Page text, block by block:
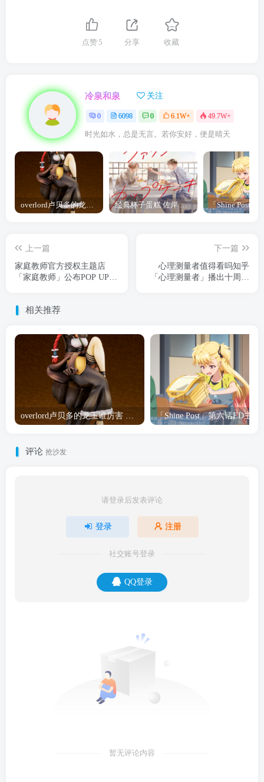
点赞 5 分享 收藏
冷泉和泉 关注
0 6098 0 6.1W+ 49.7W+
时光如水，总是无言。若你安好，便是晴天
overlord卢贝多的龙王谁厉害 「Overlord」露普斯蕾琪娜·贝塔手办开订 经典杯子蛋糕 佐岸 漫画「经典杯子蛋糕」宣布真人日剧化
上一篇
家庭教师官方授权主题店
「家庭教师」公布POP UP
下一篇
心理测量者值得看吗知乎
「心理测量者」播出十周年
相关推荐
overlord卢贝多的龙王谁厉害 「Overlord」露普斯蕾琪娜·贝塔手办开订
评论 抢沙发
请登录后发表评论
登录 注册
社交账号登录
QQ登录
暂无评论内容